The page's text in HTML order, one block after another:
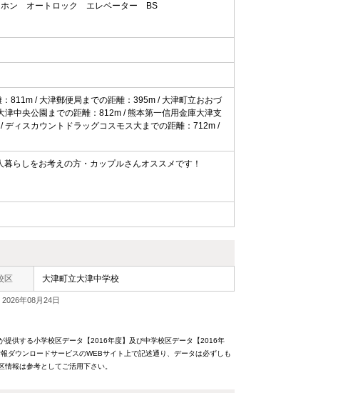
ン オートロック エレベーター
BS
811m / 大津郵便局までの距離：395m / 大津町立おおづ
中央公園までの距離：812m / 熊本第一信用金庫大津支
ィスカウントドラッグコスモス大までの距離：712m /
らしをお考えの方・カップルさんオススメです！
区 大津町立大津中学校
年08月24日
提供する小学校区データ【2016年度】及び中学校区データ【2016年
ダウンロードサービスのWEBサイト上で記述通り、データは必ずしも
報は参考としてご活用下さい。